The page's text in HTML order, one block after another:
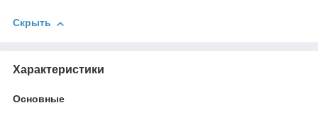
Скрыть
Характеристики
Основные